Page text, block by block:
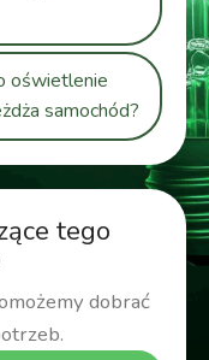
tego
dobrać
oświetlenie
samochód?